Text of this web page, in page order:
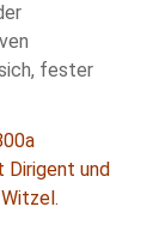
fester
Dirigent und